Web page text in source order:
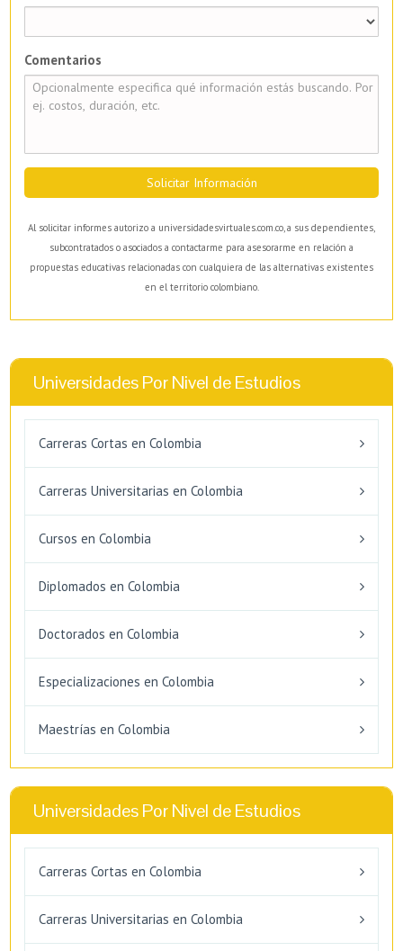
Comentarios
Solicitar Información
Al solicitar informes autorizo a universidadesvirtuales.com.co, a sus dependientes,
subcontratados o asociados a contactarme para asesorarme en relación a
propuestas educativas relacionadas con cualquiera de las alternativas existentes
en el territorio colombiano.
Universidades Por Nivel de Estudios
Carreras Cortas en Colombia
Carreras Universitarias en Colombia
Cursos en Colombia
Diplomados en Colombia
Doctorados en Colombia
Especializaciones en Colombia
Maestrías en Colombia
Universidades Por Nivel de Estudios
Carreras Cortas en Colombia
Carreras Universitarias en Colombia